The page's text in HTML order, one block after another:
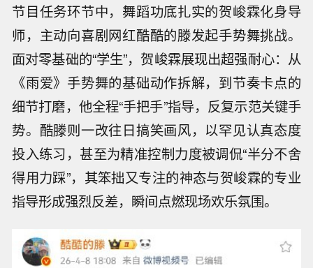
节目任务环节中，舞蹈功底扎实的贺峻霖化身导
师，主动向喜剧网红酷酷的滕发起手势舞挑战。
面对零基础的“学生”，贺峻霖展现出超强耐心：从
《雨爱》手势舞的基础动作拆解，到节奏卡点的
细节打磨，他全程“手把手”指导，反复示范关键手
势。酷滕则一改往日搞笑画风，以罕见认真态度
投入练习，甚至为精准控制力度被调侃“半分不舍
得用力踩”，其笨拙又专注的神态与贺峻霖的专业
指导形成强烈反差，瞬间点燃现场欢乐氛围。